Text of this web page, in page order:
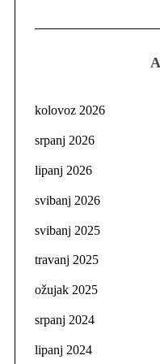
kolovoz 2026
srpanj 2026
lipanj 2026
svibanj 2026
svibanj 2025
travanj 2025
ožujak 2025
srpanj 2024
lipanj 2024